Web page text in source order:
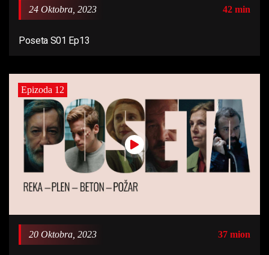
24 Oktobra, 2023 42 min
Poseta S01 Ep13
Epizoda 12
20 Oktobra, 2023 37 mion